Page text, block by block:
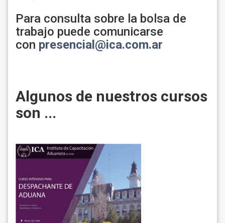
Para consulta sobre la bolsa de
trabajo puede comunicarse
con presencial@ica.com.ar
Algunos de nuestros cursos
son ...